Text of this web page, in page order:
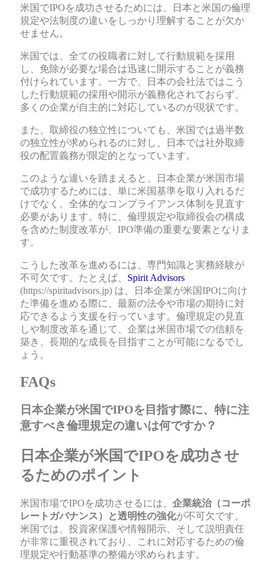
米国でIPOを成功させるためには、日本と米国の倫理
規定や法制度の違いをしっかり理解することが欠か
せません。
米国では、全ての役職者に対して行動規範を採用
し、免除が必要な場合は迅速に開示することが義務
付けられています。一方で、日本の会社法ではこう
した行動規範の採用や開示が義務化されておらず、
多くの企業が自主的に対応しているのが現状です。
また、取締役の独立性についても、米国では過半数
の独立性が求められるのに対し、日本では社外取締
役の配置義務が限定的となっています。
このような違いを踏まえると、日本企業が米国市場
で成功するためには、単に米国基準を取り入れるだ
けでなく、全体的なコンプライアンス体制を見直す
必要があります。特に、倫理規定や取締役会の構成
を含めた制度改革が、IPO準備の重要な要素となりま
す。
こうした改革を進めるには、専門知識と実務経験が
不可欠です。たとえば、 Spirit Advisors
(https://spiritadvisors.jp) は、日本企業が米国IPOに向け
た準備を進める際に、最新の法令や市場の期待に対
応できるよう支援を行っています。倫理規定の見直
しや制度改革を通じて、企業は米国市場での信頼を
築き、長期的な成長を目指すことが可能になるでし
ょう。
FAQs
日本企業が米国でIPOを目指す際に、特に注
意すべき倫理規定の違いは何ですか？
日本企業が米国でIPOを成功させ
るためのポイント
米国市場でIPOを成功させるには、 企業統治（コーポ
レートガバナンス）と透明性の強化が不可欠です。
米国では、投資家保護や情報開示、そして説明責任
が非常に重視されており、これに対応するための倫
理規定や行動基準の整備が求められます。